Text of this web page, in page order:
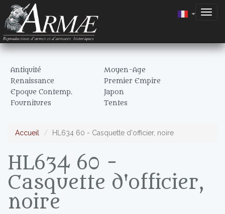
Antiquité
Moyen-Age
Renaissance
Premier Empire
Epoque Contemp.
Japon
Fournitures
Tentes
Accueil HL634 60 - Casquette d'officier, noire
HL634 60 -
Casquette d'officier,
noire